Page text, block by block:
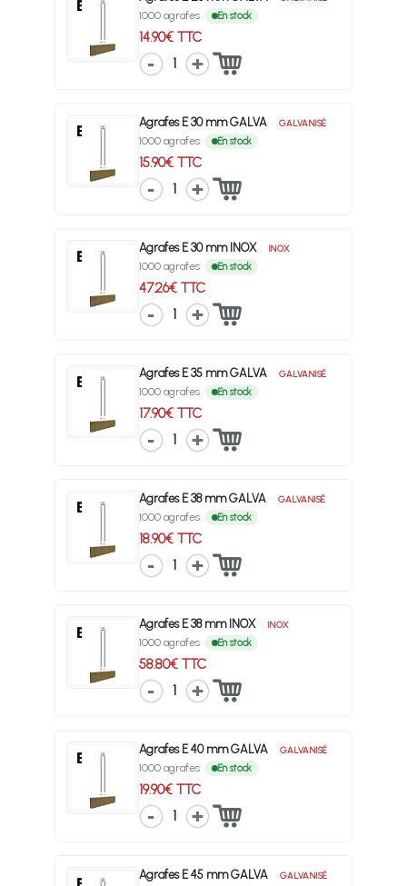
1000 agrafes En stock
14.90€ TTC
1
Agrafes E 30 mm GALVA GALVANISÉ
1000 agrafes En stock
15.90€ TTC
1
Agrafes E 30 mm INOX INOX
1000 agrafes En stock
47.26€ TTC
1
Agrafes E 35 mm GALVA GALVANISÉ
1000 agrafes En stock
17.90€ TTC
1
Agrafes E 38 mm GALVA GALVANISÉ
1000 agrafes En stock
18.90€ TTC
1
Agrafes E 38 mm INOX INOX
1000 agrafes En stock
58.80€ TTC
1
Agrafes E 40 mm GALVA GALVANISÉ
1000 agrafes En stock
19.90€ TTC
1
Agrafes E 45 mm GALVA GALVANISÉ